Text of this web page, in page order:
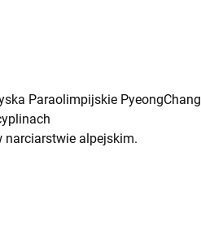
Paraolimpijskie PyeongChang
narciarstwie alpejskim.